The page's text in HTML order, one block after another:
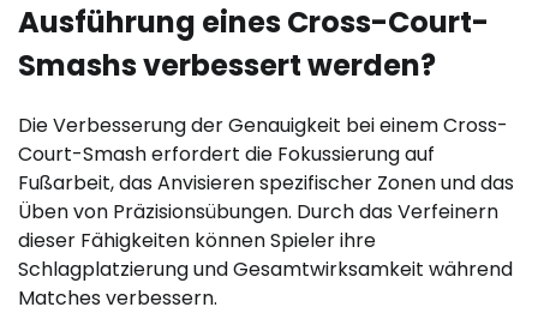
Ausführung eines Cross-Court-
Smashs verbessert werden?
Die Verbesserung der Genauigkeit bei einem Cross-
Court-Smash erfordert die Fokussierung auf
Fußarbeit, das Anvisieren spezifischer Zonen und das
Üben von Präzisionsübungen. Durch das Verfeinern
dieser Fähigkeiten können Spieler ihre
Schlagplatzierung und Gesamtwirksamkeit während
Matches verbessern.